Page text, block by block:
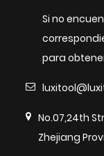
Si no
para
No.07,24th
Zhejiang